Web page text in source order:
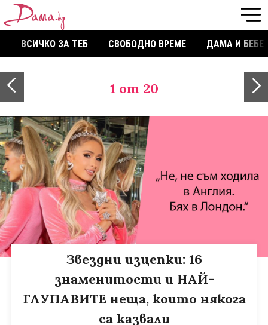
ВСИЧКО ЗА ТЕБ СВОБОДНО ВРЕМЕ ДАМА И БЕБЕ
1 от 20
Звездни изцепки: 16
знаменитости и НАЙ-
ГЛУПАВИТЕ неща, които някога
са казвали